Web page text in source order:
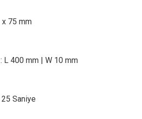
x 75 mm
L 400 mm | W 10 mm
25 Saniye